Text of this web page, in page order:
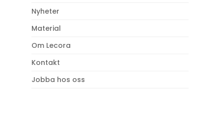
Nyheter
Material
Om Lecora
Kontakt
Jobba hos oss